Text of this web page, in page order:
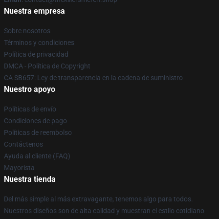
Nuestra empresa
Sobre nosotros
Términos y condiciones
Política de privacidad
DMCA - Política de Copyright
CA SB657: Ley de transparencia en la cadena de suministro
Nuestro apoyo
Políticas de envío
Condiciones de pago
Políticas de reembolso
Contáctenos
Ayuda al cliente (FAQ)
Mayorista
Nuestra tienda
Del más simple al más extravagante, tenemos algo para todos.
Nuestros diseños son de alta calidad y muestran el estilo cotidiano